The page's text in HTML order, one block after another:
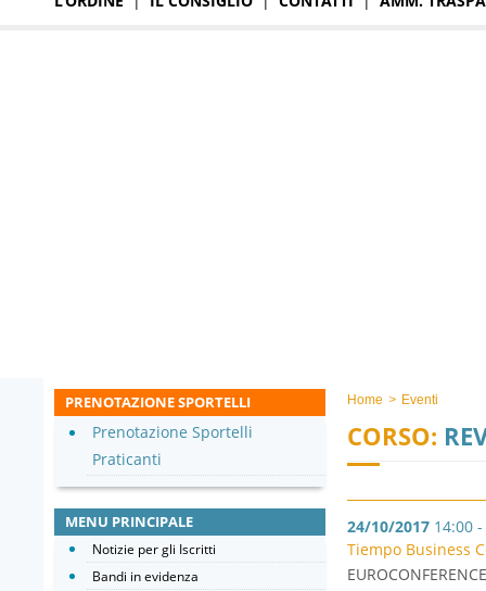
Home > Eventi
CORSO:
24/10/2017 14:00
Tiempo Business
PRENOTAZIONE SPORTELLI
Prenotazione Sportelli
Praticanti
MENU PRINCIPALE
Notizie per gli Iscritti
Bandi in evidenza